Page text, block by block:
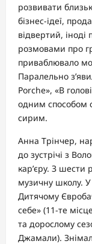
розвивати
бізнес-ідеї,
відвертий,
розмовами про
приваблювало
Паралельно
Porche», «В
одним способом
сирим.
Анна Трінчер,
до зустрічі з
кар’єру. З шести
музичну школу. У
Дитячому
себе» (11-те
та дорослому
Джамали).